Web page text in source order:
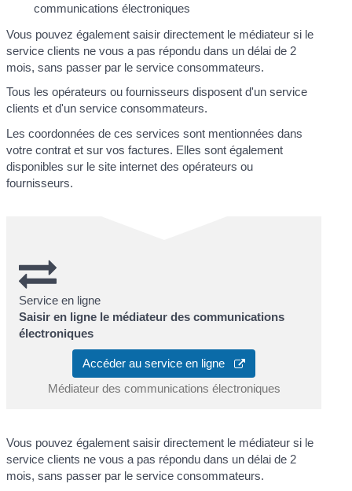
communications électroniques
Vous pouvez également saisir directement le médiateur si le
service clients ne vous a pas répondu dans un délai de 2
mois, sans passer par le service consommateurs.
Tous les opérateurs ou fournisseurs disposent d'un service
clients et d'un service consommateurs.
Les coordonnées de ces services sont mentionnées dans
votre contrat et sur vos factures. Elles sont également
disponibles sur le site internet des opérateurs ou
fournisseurs.
Service en ligne
Saisir en ligne le médiateur des communications
électroniques
Accéder au service en ligne
Médiateur des communications électroniques
Vous pouvez également saisir directement le médiateur si le
service clients ne vous a pas répondu dans un délai de 2
mois, sans passer par le service consommateurs.